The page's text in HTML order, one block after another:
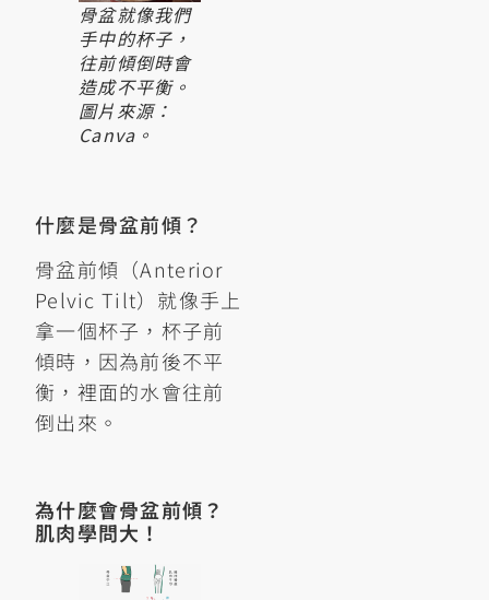
骨盆就像我們
手中的杯子，
往前傾倒時會
造成不平衡。
圖片來源：
Canva。
什麼是骨盆前傾？
骨盆前傾（Anterior
Pelvic Tilt）就像手上
拿一個杯子，杯子前
傾時，因為前後不平
衡，裡面的水會往前
倒出來。
為什麼會骨盆前傾？
肌肉學問大！